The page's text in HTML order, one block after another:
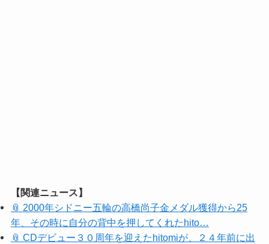
【関連ニュース】
📎 2000年シドニー五輪の高橋尚子金メダル獲得から25
年、その時に自分の背中を押してくれたhito…
📎 CDデビュー３０周年を迎えたhitomiが、２４年前に出